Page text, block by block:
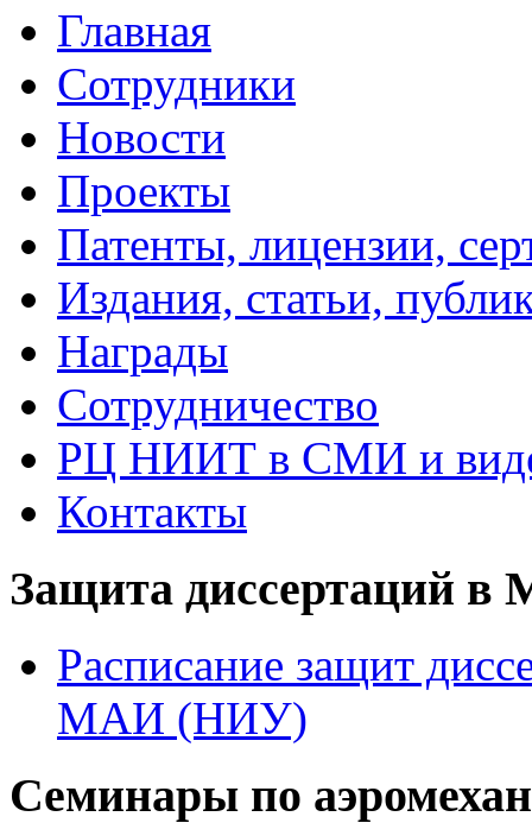
Главная
Сотрудники
Новости
Проекты
Патенты, лицензии,
Издания, статьи,
Награды
Сотрудничество
РЦ НИИТ в СМИ и
Контакты
Защита диссертаций
Расписание защит
МАИ (НИУ)
Семинары по